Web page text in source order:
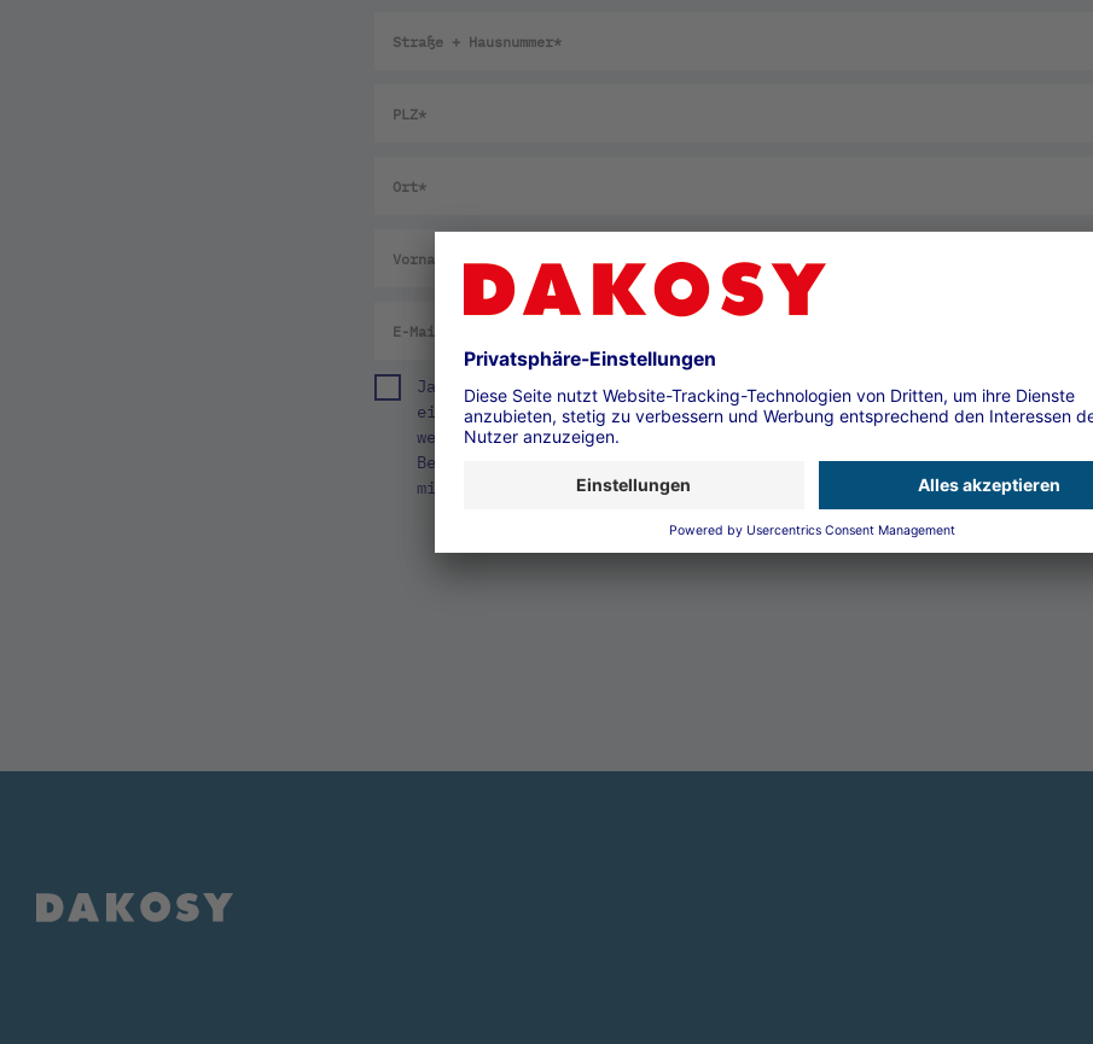
Ja, ich habe die Datenschutzhinweise
zur Kenntnis genommen und bin
einverstanden, dass die von mir angegebenen Daten elektronisch
werden. Meine Daten werden dabei nur streng zweckgebunden zur
Beantwortung meiner Anfrage benutzt. Mit dem Absenden des Formulars
mit der Verarbeitung einverstanden.